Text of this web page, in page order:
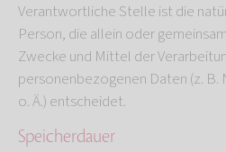
Verantwortliche Stelle ist die
Person, die allein oder
Zwecke und Mittel der
personenbezogenen Daten (z. B.
o. Ä.) entscheidet.
Speicherdauer